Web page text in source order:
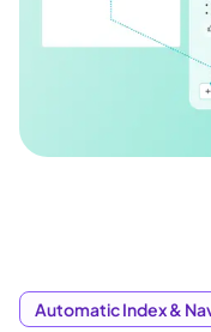
Automatic Index &